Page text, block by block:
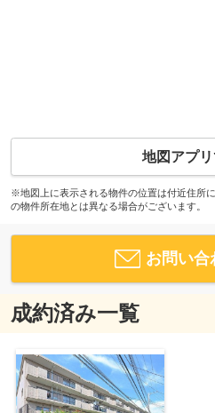
地図アプリ
※地図上に表示される物件の位置は付近住所
の物件所在地とは異なる場合がございます。
お問い合
成約済み一覧